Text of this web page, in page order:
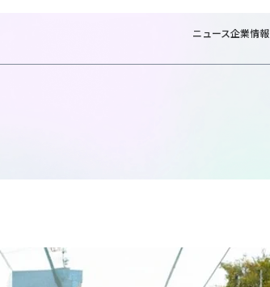
ニュース企業情報